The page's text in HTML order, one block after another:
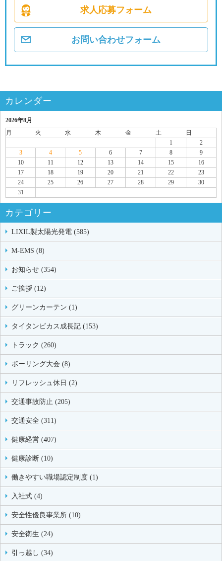
求人応募フォーム
お問い合わせフォーム
カレンダー
2026年8月
月
火 水 木 金 土
日
1
2
3
4 5 6 7 8
9
10
11 12 13 14 15
16
17
18 19 20 21 22
23
24
25 26 27 28 29
30
31
カテゴリー
LIXIL製太陽光発電 (585)
M-EMS (8)
お知らせ (354)
ご挨拶 (12)
グリーンカーテン (1)
タイタンビカス成長記 (153)
トラック (260)
ボーリング大会 (8)
リフレッシュ休日 (2)
交通事故防止 (205)
交通安全 (311)
健康経営 (407)
健康診断 (10)
働きやすい職場認定制度 (1)
入社式 (4)
安全性優良事業所 (10)
安全衛生 (24)
引っ越し (34)